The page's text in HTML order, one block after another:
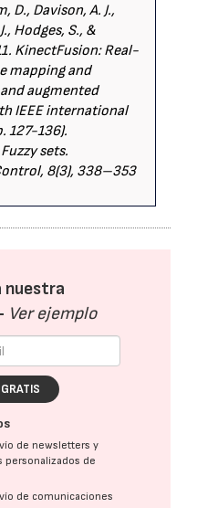
D., Davison, A. J.,
Hodges, S., &
KinectFusion: Real-
mapping and
augmented
IEEE international
127-136).
sets.
8(3), 338–353
nuestra
Ver ejemplo
de newsletters y
personalizados de
de comunicaciones